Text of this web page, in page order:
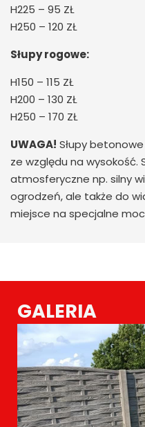
H225 – 95 ZŁ
H250 – 120 ZŁ
Słupy rogowe:
H150 – 115 ZŁ
H200 – 130 ZŁ
H250 – 170 ZŁ
UWAGA! Słupy
ze względu na wysokość.
atmosferyczne np. silny
ogrodzeń, ale także do
miejsce na specjalne
GALERIA